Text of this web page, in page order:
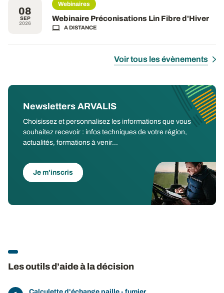
08
SEP
2026
Webinaires
Webinaire Préconisations Lin Fibre d'Hiver
A DISTANCE
Voir tous les évènements
Newsletters ARVALIS
Choisissez et personnalisez les informations que vous
souhaitez recevoir : infos techniques de votre région,
actualités, formations à venir...
Je m'inscris
Les outils d’aide à la décision